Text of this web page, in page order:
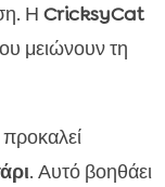
Η CricksyCat
μειώνουν τη
. Αυτό βοηθάει